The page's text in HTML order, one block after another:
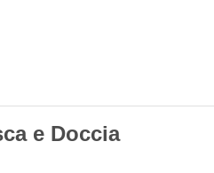
e Doccia